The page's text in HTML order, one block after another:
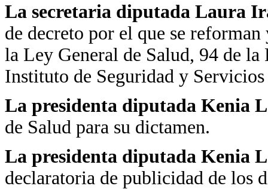
La secretaria diputada Laura
de decreto por el que se
la Ley General de Salud, 94 de
Instituto de Seguridad y
La presidenta diputada Kenia
de Salud para su dictamen.
La presidenta diputada Kenia
declaratoria de publicidad de los